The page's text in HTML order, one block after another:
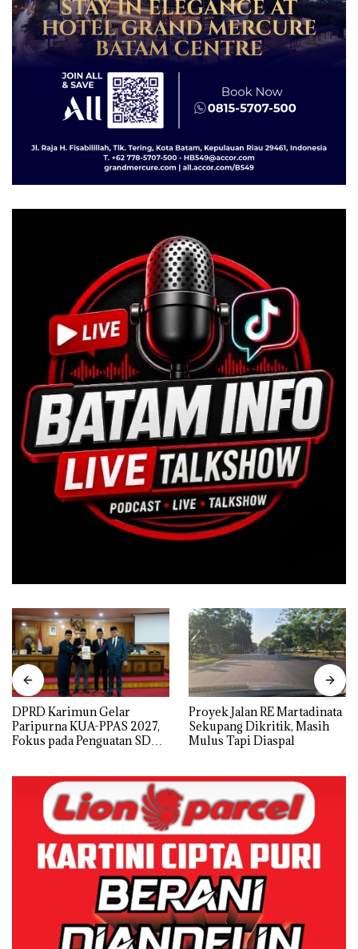
DPRD Karimun Gelar
Paripurna KUA-PPAS 2027,
Fokus pada Penguatan SDM,
Proyek Jalan RE Martadinata
Sekupang Dikritik, Masih
Mulus Tapi Diaspal